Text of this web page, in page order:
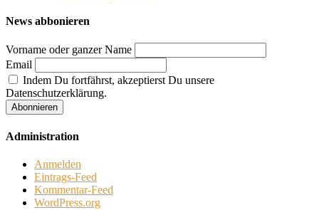
News abbonieren
Vorname oder ganzer Name
Email
Indem Du fortfährst, akzeptierst Du unsere
Datenschutzerklärung.
Administration
Anmelden
Eintrags-Feed
Kommentar-Feed
WordPress.org